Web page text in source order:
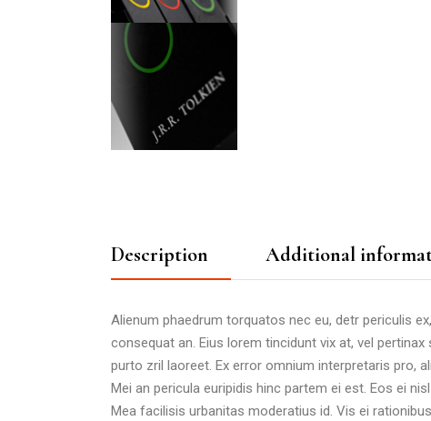
Description Additional
Alienum phaedrum torquatos nec eu, detr periculis
consequat an. Eius lorem tincidunt vix at, vel
purto zril laoreet. Ex error omnium interpretaris pro,
Mei an pericula euripidis hinc partem ei est. Eos ei
Mea facilisis urbanitas moderatius id. Vis ei